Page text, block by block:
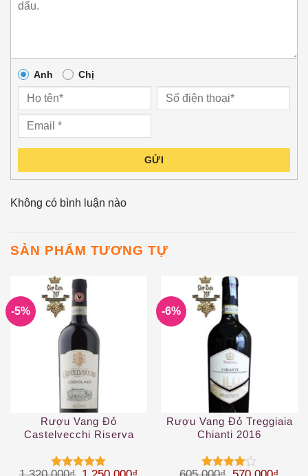
Anh Chị
GỬI
Không có bình luận nào
SẢN PHẨM TƯƠNG TỰ
-5%
Rượu Vang Đỏ
Castelvecchi Riserva
-6%
Rượu Vang Đỏ Treggiaia
Chianti 2016